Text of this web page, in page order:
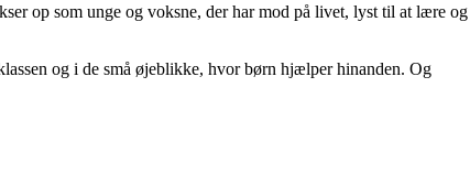
op som unge og voksne, der har mod på livet, lyst til at lære og
og i de små øjeblikke, hvor børn hjælper hinanden. Og